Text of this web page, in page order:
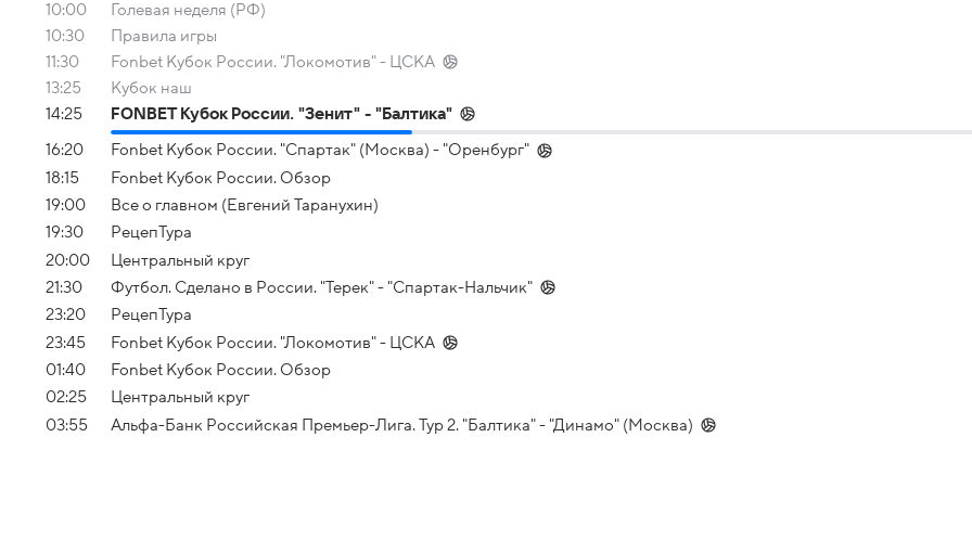
10:00
Голевая неделя (РФ)
10:30
Правила игры
11:30
Fonbet Кубок России. "Локомотив" - ЦСКА
13:25
Кубок наш
14:25
FONBET Кубок России. "Зенит" - "Балтика"
16:20
Fonbet Кубок России. "Спартак" (Москва) - "Оренбург"
18:15
Fonbet Кубок России. Обзор
19:00
Все о главном (Евгений Таранухин)
19:30
РецепТура
20:00
Центральный круг
21:30
Футбол. Сделано в России. "Терек" - "Спартак-Нальчик"
23:20
РецепТура
23:45
Fonbet Кубок России. "Локомотив" - ЦСКА
01:40
Fonbet Кубок России. Обзор
02:25
Центральный круг
03:55
Альфа-Банк Российская Премьер-Лига. Тур 2. "Балтика" - "Динамо" (Москва)